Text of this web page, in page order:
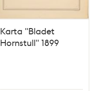
Karta "Bladet
Hornstull" 1899